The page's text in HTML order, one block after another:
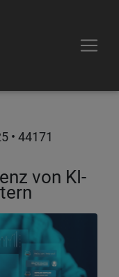
• 44171
von KI-